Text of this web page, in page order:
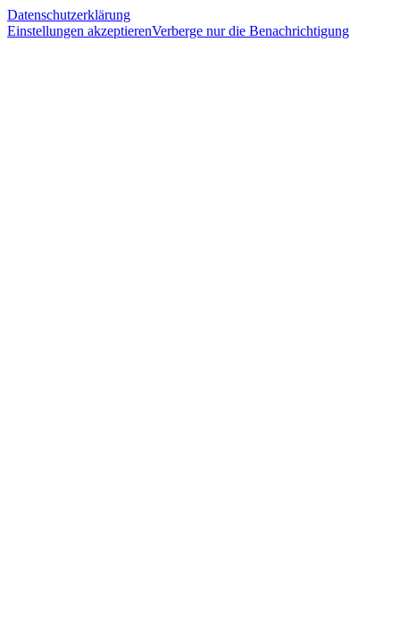
Datenschutzerklärung
Einstellungen akzeptierenVerberge nur die Benachrichtigung